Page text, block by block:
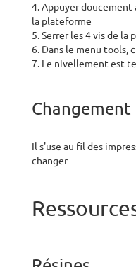
4. Appuyer
la plateforme
5. Serrer les 4 vis de la
6. Dans le menu tools,
7. Le nivellement est
Changement
Il s'use au fil des
changer